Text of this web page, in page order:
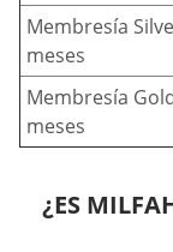
Membresía
meses
Membresía
meses
¿ES